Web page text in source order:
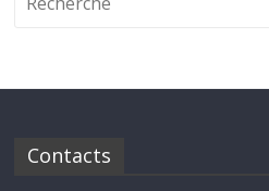
Contacts